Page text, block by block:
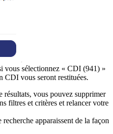
vous sélectionnez « CDI (941) »
CDI vous seront restituées.
résultats, vous pouvez supprimer
filtres et critères et relancer votre
apparaissent de la façon